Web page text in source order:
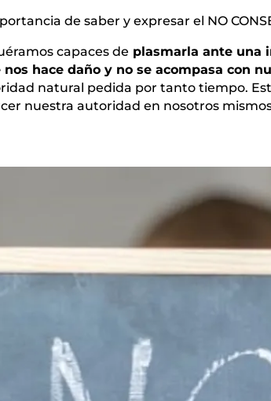
de saber y expresar el NO
capaces de plasmarla ante una
hace daño y no se acompasa con
natural pedida por tanto tiempo.
nuestra autoridad en nosotros